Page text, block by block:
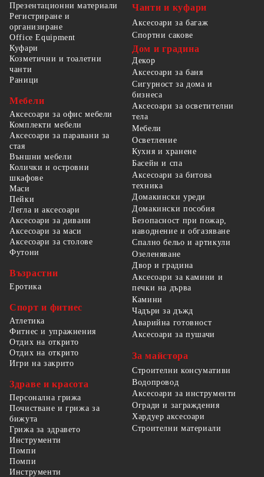
Презентационни материали
Регистриране и
организиране
Office Equipment
Чанти и куфари
Аксесоари за багаж
Спортни сакове
Куфари
Козметични и тоалетни
чанти
Раници
Мебели
Аксесоари за офис мебели
Комплекти мебели
Аксесоари за паравани за
стая
Външни мебели
Колички и островни
шкафове
Маси
Пейки
Легла и аксесоари
Аксесоари за дивани
Аксесоари за маси
Аксесоари за столове
Футони
Възрастни
Еротика
Спорт и фитнес
Атлетика
Фитнес и упражнения
Отдих на открито
Отдих на открито
Игри на закрито
Здраве и красота
Персонална грижа
Почистване и грижа за
бижута
Грижа за здравето
Дом и градина
Декор
Аксесоари за баня
Сигурност за дома и
бизнеса
Аксесоари за осветителни
тела
Мебели
Осветление
Кухня и хранене
Басейн и спа
Аксесоари за битова
техника
Домакински уреди
Домакински пособия
Безопасност при пожар,
наводнение и обгазяване
Спално бельо и артикули
Озеленяване
Двор и градина
Аксесоари за камини и
печки на дърва
Камини
Чадъри за дъжд
Аварийна готовност
Аксесоари за пушачи
За майстора
Строителни консумативи
Водопровод
Аксесоари за инструменти
Огради и заграждения
Хардуер аксесоари
Строителни материали
Инструменти
Помпи
Помпи
Инструменти